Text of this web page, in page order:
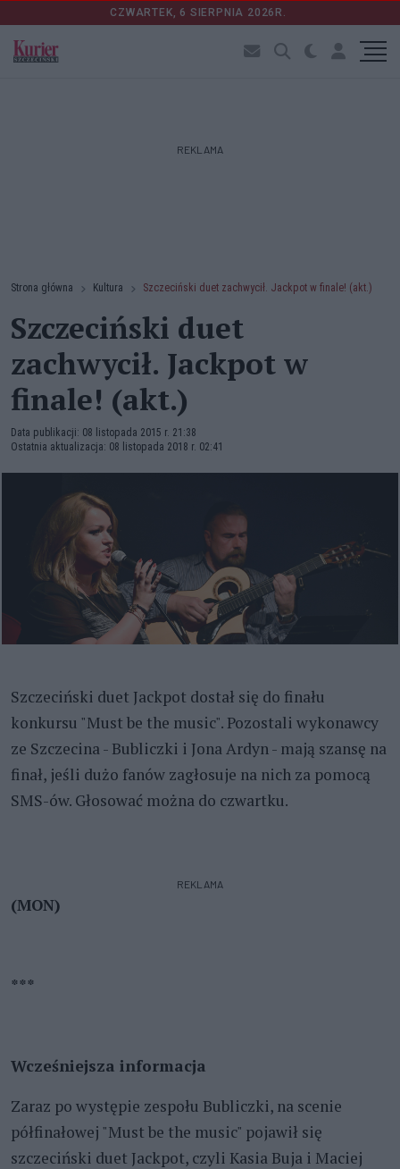
CZWARTEK, 6 SIERPNIA 2026R.
REKLAMA
Strona główna Kultura Szczeciński duet zachwycił. Jackpot w finale! (akt.)
Szczeciński duet
zachwycił. Jackpot w
finale! (akt.)
Data publikacji: 08 listopada 2015 r. 21:38
Ostatnia aktualizacja: 08 listopada 2018 r. 02:41
Szczeciński duet Jackpot dostał się do finału
konkursu "Must be the music". Pozostali wykonawcy
ze Szczecina - Bubliczki i Jona Ardyn - mają szansę na
finał, jeśli dużo fanów zagłosuje na nich za pomocą
SMS-ów. Głosować można do czwartku.
REKLAMA
(MON)
***
Wcześniejsza informacja
Zaraz po występie zespołu Bubliczki, na scenie
półfinałowej "Must be the music" pojawił się
szczeciński duet Jackpot, czyli Kasia Buja i Maciej